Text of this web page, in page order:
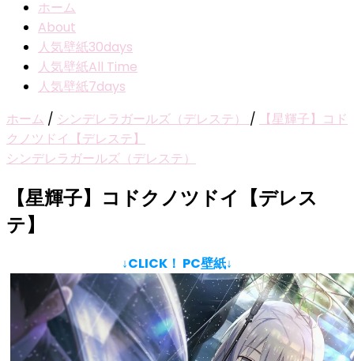
ホーム
About
人気壁紙30days
人気壁紙All Time
人気壁紙7days
ホーム / シンデレラガールズ（デレステ） /
【星輝子】コド
クノツドイ【デレステ】
シンデレラガールズ（デレステ）
【星輝子】コドクノツドイ【デレス
テ】
↓CLICK！ PC壁紙↓